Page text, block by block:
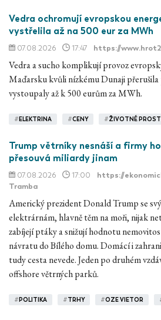
Vedra ochromují evropskou
vystřelila až na 500 eur za MWh
07.08.2026 17:47 https://
Vedra a sucho komplikují provoz
Maďarsku kvůli nízkému Dunaji přerušila
vystoupaly až k 500 eurům za MWh.
# ELEKTRINA #CENY #ŽIVOTNÉ
Trump větrníky nesnáší a firmy
přesouvá miliardy jinam
07.08.2026 17:00 https://
Tramba
Americký prezident Donald Trump se
elektrárnám, hlavně těm na moři, nijak
zabíjejí ptáky a snižují hodnotu
návratu do Bílého domu. Domácí i
tudy cesta nevede. Jeden po druhém
offshore větrných parků.
# POLITIKA #TRHY #OZE VIETOR